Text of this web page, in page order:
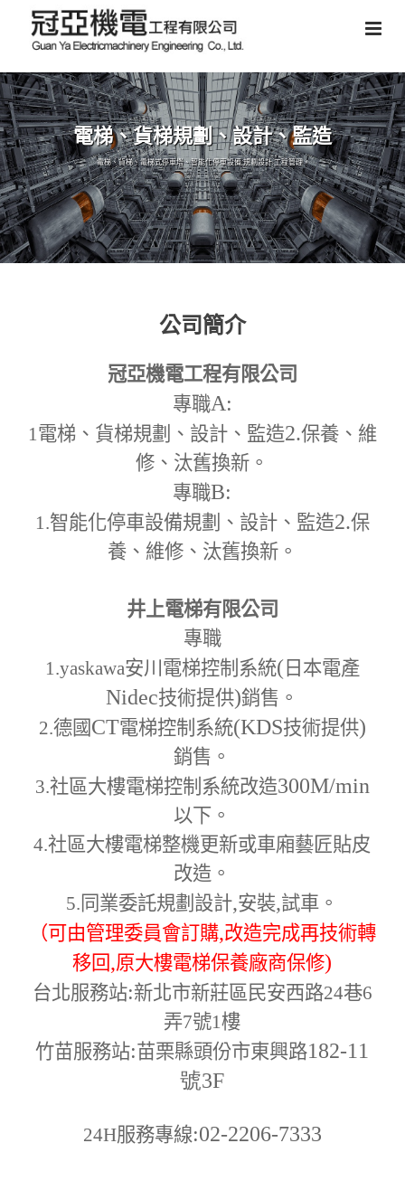
電梯、貨梯規劃、設計、監造
電梯、貨梯、電梯式停車塔、智能化停車設備,規劃設計,工程管理。
公司簡介
冠亞機電工程有限公司
專職A:
1電梯、貨梯規劃、設計、監造2.保養、維
修、汰舊換新。
專職B:
1.智能化停車設備規劃、設計、監造2.保
養、維修、汰舊換新。
井上電梯有限公司
專職
1.yaskawa安川電梯控制系統( 日本電產
Nidec技術提供)銷售。
2.德國 CT電梯控制系統(KDS技術提供)
銷售。
3.社區大樓電梯控制系統改造300M/min
以下。
4.社區大樓電梯整機更新或車廂藝匠貼皮
改造。
5. 同業委託規劃設計,安裝,試車。
（可由管理委員會訂購,改造完成再技術轉
移回,原大樓電梯保養廠商保修)
台北服務站:新北市新莊區民安西路24巷6
弄7號1樓
竹苗服務站:苗栗縣頭份市東興路182-11
號3F
24H服務專線:02-2206-7333